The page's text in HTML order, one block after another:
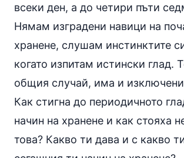
всеки ден, а до четири пъти
Нямам изградени навици на
хранене, слушам инстинктите
когато изпитам истински глад.
общия случай, има и
Как стигна до периодичното
начин на хранене и как стояха
това? Какво ти дава и с какво